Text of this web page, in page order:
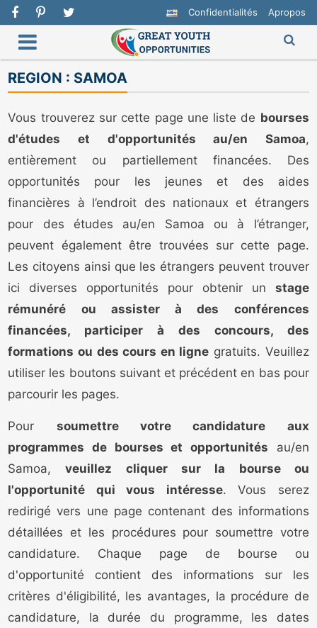
Confidentialités Apropos
REGION : SAMOA
Vous trouverez sur cette page une liste de bourses
d'études et d'opportunités au/en Samoa,
entièrement ou partiellement financées. Des
opportunités pour les jeunes et des aides
financières à l’endroit des nationaux et étrangers
pour des études au/en Samoa ou à l’étranger,
peuvent également être trouvées sur cette page.
Les citoyens ainsi que les étrangers peuvent trouver
ici diverses opportunités pour obtenir un stage
rémunéré ou assister à des conférences
financées, participer à des concours, des
formations ou des cours en ligne gratuits. Veuillez
utiliser les boutons suivant et précédent en bas pour
parcourir les pages.
Pour soumettre votre candidature aux
programmes de bourses et opportunités au/en
Samoa,veuillez cliquer sur la bourse ou
l'opportunité qui vous intéresse. Vous serez
redirigé vers une page contenant des informations
détaillées et les procédures pour soumettre votre
candidature. Chaque page de bourse ou
d'opportunité contient des informations sur les
critères d'éligibilité, les avantages, la procédure de
candidature, la durée du programme, les dates